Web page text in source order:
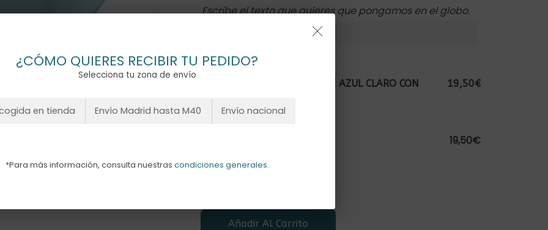
Escribe el texto que quieres que pongamos en el globo.
GLOBO ESTRELLA GRANDE AZUL CLARO CON
HELIO
19,50€
19,50€
Añadir Al Carrito
¿CÓMO QUIERES RECIBIR TU PEDIDO?
Selecciona tu zona de envío
en tienda Envío Madrid hasta M40 Envío nacional
*Para más información, consulta nuestras condiciones generales.